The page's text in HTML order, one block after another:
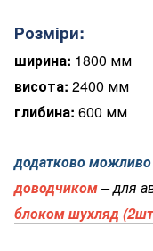
Розміри:
ширина: 1800 мм
висота: 2400 мм
глибина: 600 мм
додатково
доводчиком– для
блоком шухляд